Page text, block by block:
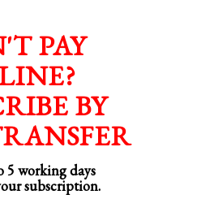
PAY
BY
5 working days
subscription.